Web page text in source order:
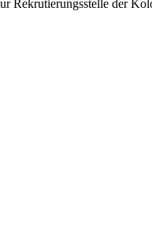
Rekrutierungsstelle